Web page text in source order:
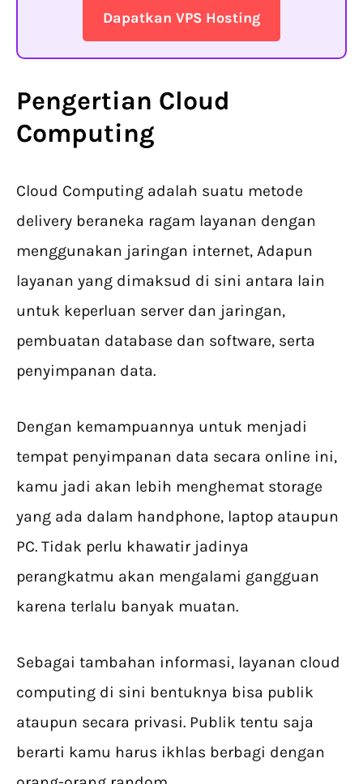
Dapatkan VPS Hosting
Pengertian Cloud
Computing
Cloud Computing adalah suatu metode
delivery beraneka ragam layanan dengan
menggunakan jaringan internet, Adapun
layanan yang dimaksud di sini antara lain
untuk keperluan server dan jaringan,
pembuatan database dan software, serta
penyimpanan data.
Dengan kemampuannya untuk menjadi
tempat penyimpanan data secara online ini,
kamu jadi akan lebih menghemat storage
yang ada dalam handphone, laptop ataupun
PC. Tidak perlu khawatir jadinya
perangkatmu akan mengalami gangguan
karena terlalu banyak muatan.
Sebagai tambahan informasi, layanan cloud
computing di sini bentuknya bisa publik
ataupun secara privasi. Publik tentu saja
berarti kamu harus ikhlas berbagi dengan